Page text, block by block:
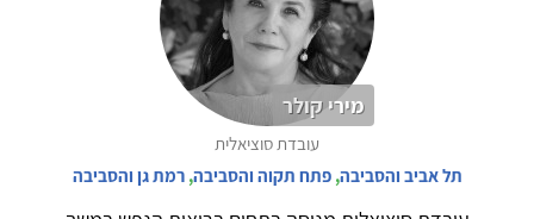
מירי קולר
עובדת סוציאלית
תל אביב והסביבה,פתח תקוה והסביבה,רמת גן והסביבה